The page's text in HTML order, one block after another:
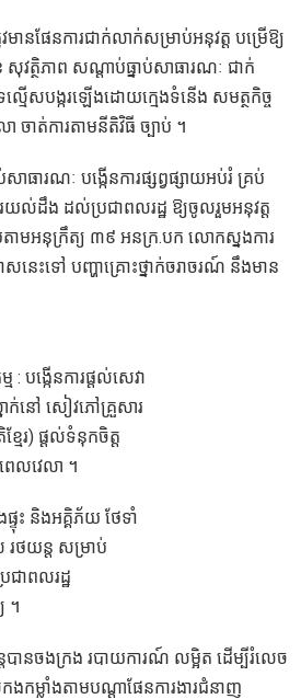
មានផែនការជាក់លាក់សម្រាប់អនុវត្ត បម្រើឱ្យ
សុវត្ថិភាព សណ្តាប់ធ្នាប់សាធារណៈ ជាក់
មើសបង្ករឡើងដោយក្មេងទំនើង សមត្ថកិច្ច
ចាត់ការតាមនីតិវិធី ច្បាប់ ។
ាធារណៈ បង្កើនការផ្សព្វផ្សាយអប់រំ គ្រប់
រយល់ដឹង ដល់ប្រជាពលរដ្ឋ ឱ្យចូលរួមអនុវត្ត
តាមអនុក្រឹត្យ ៣៩ អនក្រ.បក លោកស្នងការ
នេះទៅ បញ្ហាគ្រោះថ្នាក់ចរាចរណ៍ នឹងមាន
: បង្កើនការផ្តល់សេវា
ក់នៅ សៀវភៅគ្រួសារ
ែរ) ផ្ដល់ទំនុកចិត្ត
លវេលា ។
ផ្ទុះ និងអគ្គិភ័យ ថែទាំ
រថយន្ត សម្រាប់
ជាពលរដ្ឋ
។
តបានចងក្រង របាយការណ៍ លម្អិត ដើម្បីរំលេច
ម្លាំងតាមបណ្ដាផែនការងារជំនាញ